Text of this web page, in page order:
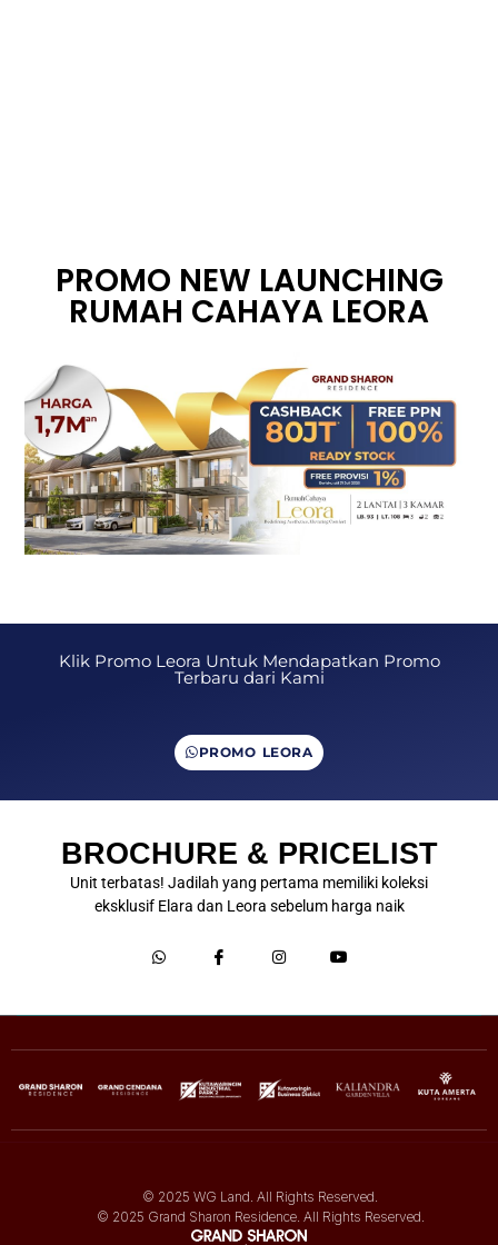
PROMO NEW LAUNCHING
RUMAH CAHAYA LEORA
Klik Promo Leora Untuk Mendapatkan Promo
Terbaru dari Kami
PROMO LEORA
BROCHURE & PRICELIST
Unit terbatas! Jadilah yang pertama memiliki koleksi
eksklusif Elara dan Leora sebelum harga naik
© 2025 WG Land. All Rights Reserved.
© 2025 Grand Sharon Residence. All Rights Reserved.